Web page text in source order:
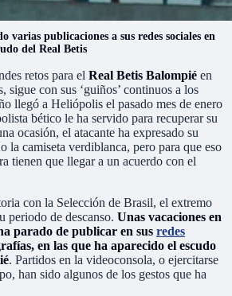
varias publicaciones a sus redes sociales en
del Real Betis
retos para el Real Betis Balompié en
sigue con sus ‘guiños’ continuos a los
llegó a Heliópolis el pasado mes de enero
bético le ha servido para recuperar su
ocasión, el atacante ha expresado su
la camiseta verdiblanca, pero para que eso
tienen que llegar a un acuerdo con el
con la Selección de Brasil, el extremo
periodo de descanso. Unas vacaciones en
parado de publicar en sus redes
en las que ha aparecido el escudo
. Partidos en la videoconsola, o ejercitarse
han sido algunos de los gestos que ha